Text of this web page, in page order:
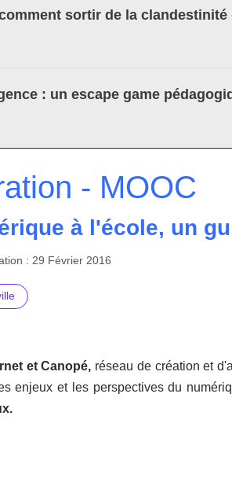
sortir de la
: un escape game
- MOOC
à l'école, un
: 29 Février 2016
et Canopé, réseau de création et
enjeux et les perspectives du